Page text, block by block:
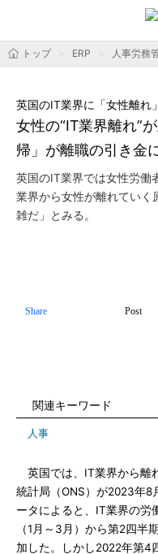
トップ ERP 人事労務
女性の“IT業界離れ”
帰」が離職の引き金
英国のIT業界に「女性離れ
英国のIT業界では女性労働
業界から女性が離れていく
雑だ」とみる。
Share Post
関連キーワード
人事
英国では、IT業界から離
統計局（ONS）が2023年8
ータによると、IT業界の労
（1月～3月）から第2四
加した。しかし2022年第4